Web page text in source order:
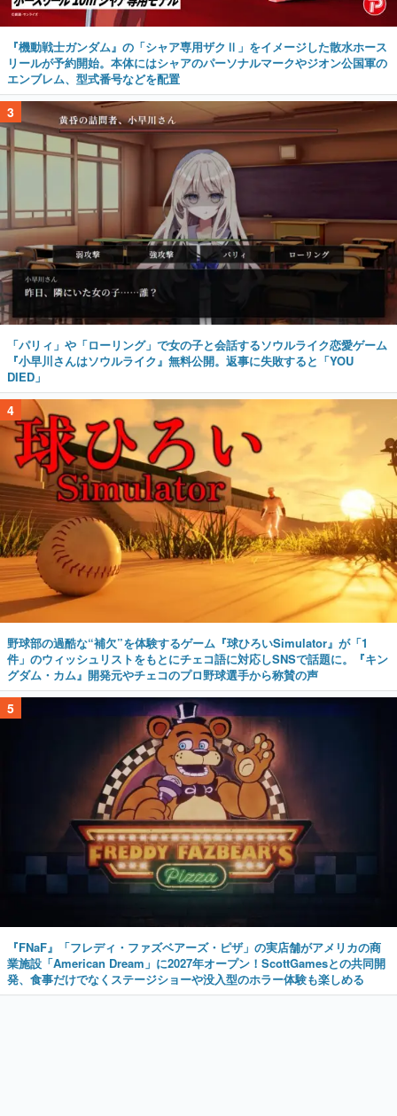
『機動戦士ガンダム』の「シャア専用ザクⅡ」をイメージした散水ホース
リールが予約開始。本体にはシャアのパーソナルマークやジオン公国軍の
エンブレム、型式番号などを配置
3
「パリィ」や「ローリング」で女の子と会話するソウルライク恋愛ゲーム
『小早川さんはソウルライク』無料公開。返事に失敗すると「YOU
DIED」
4
野球部の過酷な“補欠”を体験するゲーム『球ひろいSimulator』が「1
件」のウィッシュリストをもとにチェコ語に対応しSNSで話題に。『キン
グダム・カム』開発元やチェコのプロ野球選手から称賛の声
5
『FNaF』「フレディ・ファズベアーズ・ピザ」の実店舗がアメリカの商
業施設「American Dream」に2027年オープン！ScottGamesとの共同開
発、食事だけでなくステージショーや没入型のホラー体験も楽しめる